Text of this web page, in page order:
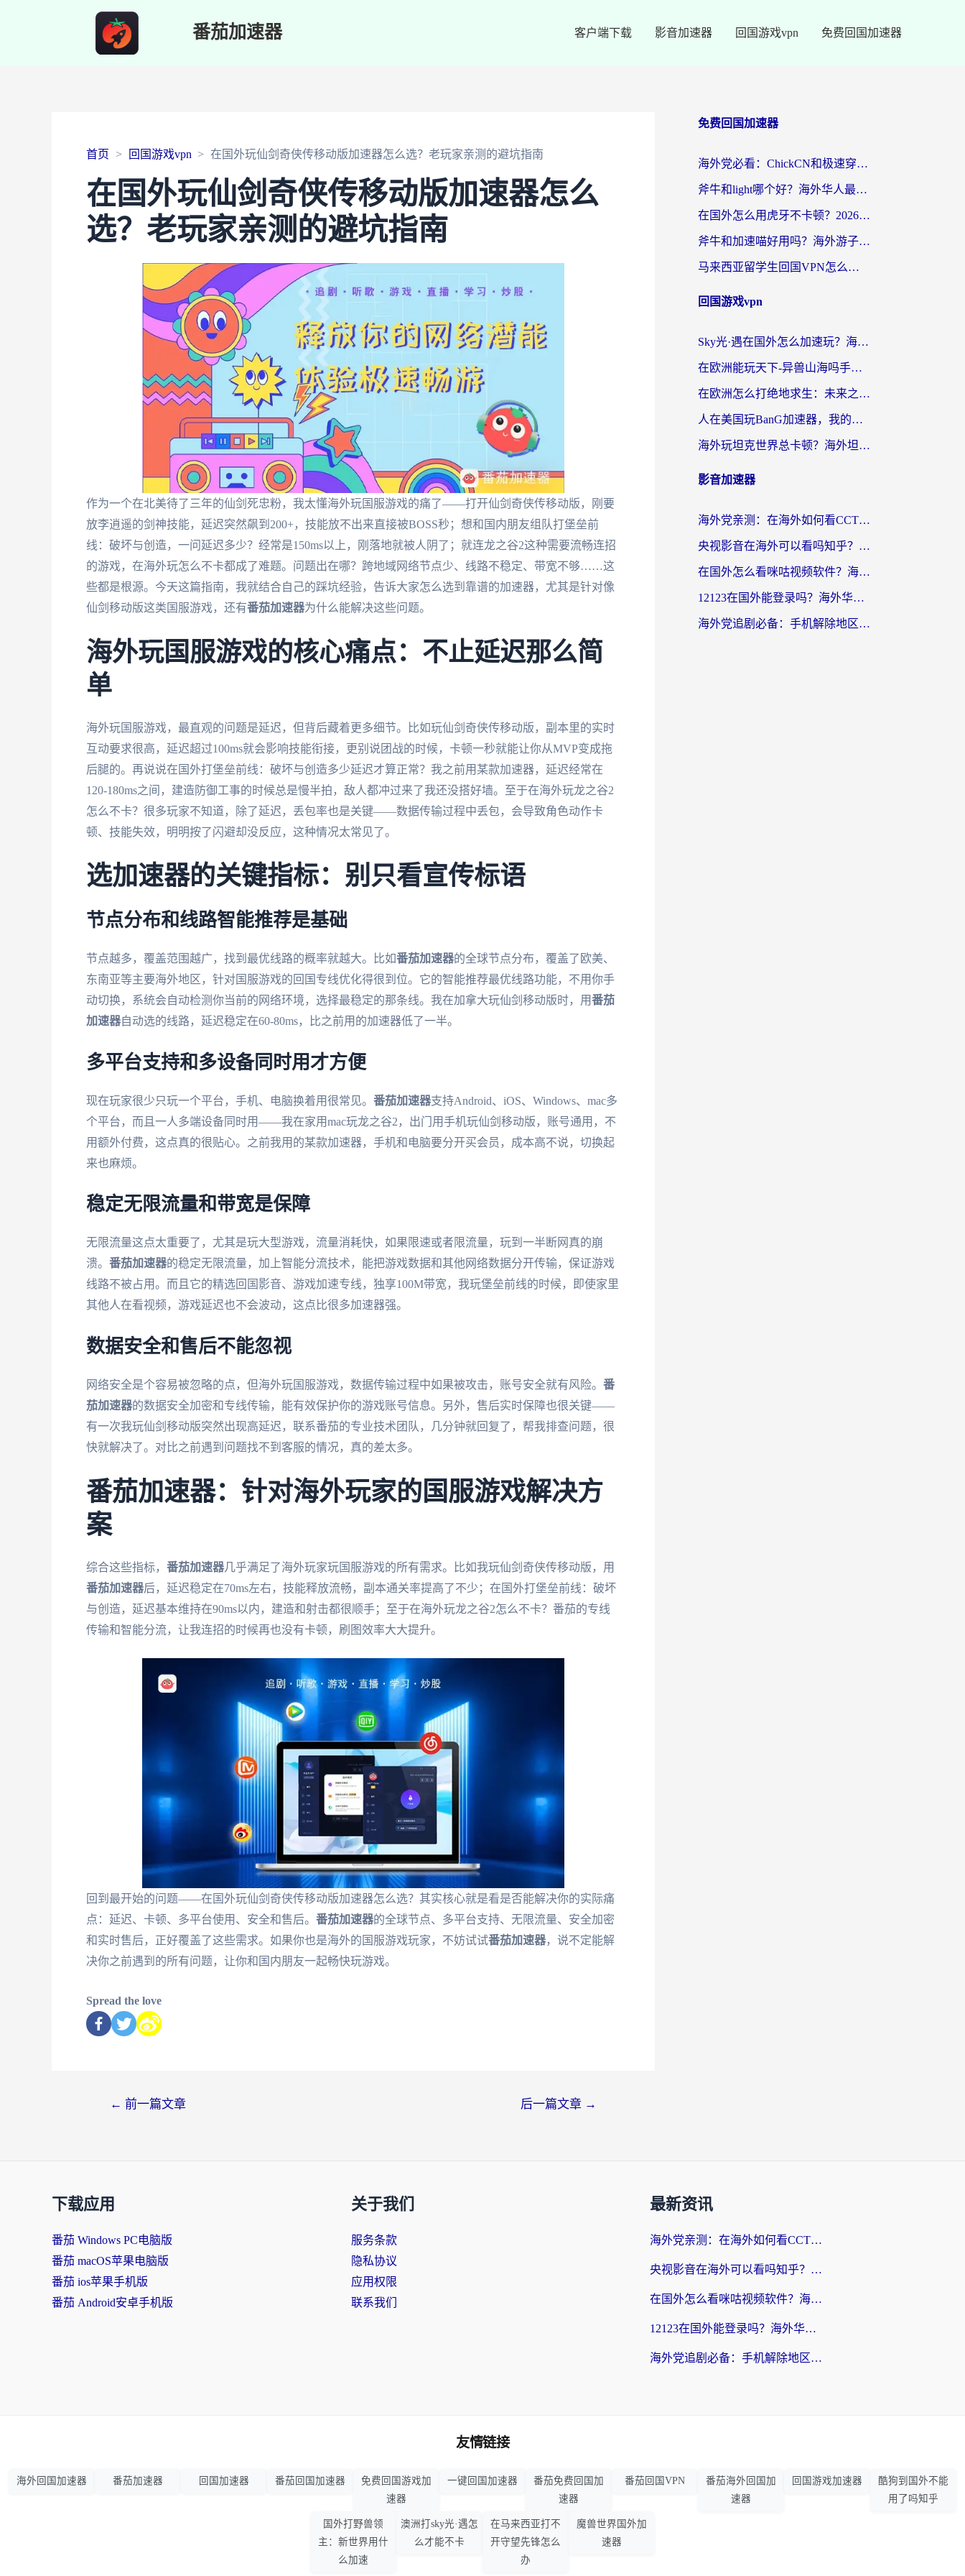
番茄加速器 客户端下载 影音加速器 回国游戏vpn 免费回国加速器
首页 回国游戏vpn 在国外玩仙剑奇侠传移动版加速器怎么选？老玩家亲测的避坑指南
在国外玩仙剑奇侠传移动版加速器怎么
选？老玩家亲测的避坑指南
作为一个在北美待了三年的仙剑死忠粉，我太懂海外玩国服游戏的痛了——打开仙剑奇侠传移动版，刚要
放李逍遥的剑神技能，延迟突然飙到200+，技能放不出来直接被BOSS秒；想和国内朋友组队打堡垒前
线：破坏与创造，一问延迟多少？经常是150ms以上，刚落地就被人阴了；就连龙之谷2这种需要流畅连招
的游戏，在海外玩怎么不卡都成了难题。问题出在哪？跨地域网络节点少、线路不稳定、带宽不够……这
些都是根源。今天这篇指南，我就结合自己的踩坑经验，告诉大家怎么选到靠谱的加速器，尤其是针对像
仙剑移动版这类国服游戏，还有番茄加速器为什么能解决这些问题。
海外玩国服游戏的核心痛点：不止延迟那么简
单
海外玩国服游戏，最直观的问题是延迟，但背后藏着更多细节。比如玩仙剑奇侠传移动版，副本里的实时
互动要求很高，延迟超过100ms就会影响技能衔接，更别说团战的时候，卡顿一秒就能让你从MVP变成拖
后腿的。再说说在国外打堡垒前线：破坏与创造多少延迟才算正常？我之前用某款加速器，延迟经常在
120-180ms之间，建造防御工事的时候总是慢半拍，敌人都冲过来了我还没搭好墙。至于在海外玩龙之谷2
怎么不卡？很多玩家不知道，除了延迟，丢包率也是关键——数据传输过程中丢包，会导致角色动作卡
顿、技能失效，明明按了闪避却没反应，这种情况太常见了。
选加速器的关键指标：别只看宣传标语
节点分布和线路智能推荐是基础
节点越多，覆盖范围越广，找到最优线路的概率就越大。比如番茄加速器的全球节点分布，覆盖了欧美、
东南亚等主要海外地区，针对国服游戏的回国专线优化得很到位。它的智能推荐最优线路功能，不用你手
动切换，系统会自动检测你当前的网络环境，选择最稳定的那条线。我在加拿大玩仙剑移动版时，用番茄
加速器自动选的线路，延迟稳定在60-80ms，比之前用的加速器低了一半。
多平台支持和多设备同时用才方便
现在玩家很少只玩一个平台，手机、电脑换着用很常见。 番茄加速器支持Android、iOS、Windows、mac多
个平台，而且一人多端设备同时用——我在家用mac玩龙之谷2，出门用手机玩仙剑移动版，账号通用，不
用额外付费，这点真的很贴心。之前我用的某款加速器，手机和电脑要分开买会员，成本高不说，切换起
来也麻烦。
稳定无限流量和带宽是保障
无限流量这点太重要了，尤其是玩大型游戏，流量消耗快，如果限速或者限流量，玩到一半断网真的崩
溃。 番茄加速器的稳定无限流量，加上智能分流技术，能把游戏数据和其他网络数据分开传输，保证游戏
线路不被占用。而且它的精选回国影音、游戏加速专线，独享100M带宽，我玩堡垒前线的时候，即使家里
其他人在看视频，游戏延迟也不会波动，这点比很多加速器强。
数据安全和售后不能忽视
网络安全是个容易被忽略的点，但海外玩国服游戏，数据传输过程中如果被攻击，账号安全就有风险。 番
茄加速器的数据安全加密和专线传输，能有效保护你的游戏账号信息。另外，售后实时保障也很关键——
有一次我玩仙剑移动版突然出现高延迟，联系番茄的专业技术团队，几分钟就回复了，帮我排查问题，很
快就解决了。对比之前遇到问题找不到客服的情况，真的差太多。
番茄加速器：针对海外玩家的国服游戏解决方
案
综合这些指标， 番茄加速器几乎满足了海外玩家玩国服游戏的所有需求。比如我玩仙剑奇侠传移动版，用
番茄加速器后，延迟稳定在70ms左右，技能释放流畅，副本通关率提高了不少；在国外打堡垒前线：破坏
与创造，延迟基本维持在90ms以内，建造和射击都很顺手；至于在海外玩龙之谷2怎么不卡？番茄的专线
传输和智能分流，让我连招的时候再也没有卡顿，刷图效率大大提升。
回到最开始的问题——在国外玩仙剑奇侠传移动版加速器怎么选？其实核心就是看是否能解决你的实际痛
点：延迟、卡顿、多平台使用、安全和售后。 番茄加速器的全球节点、多平台支持、无限流量、安全加密
和实时售后，正好覆盖了这些需求。如果你也是海外的国服游戏玩家，不妨试试番茄加速器，说不定能解
决你之前遇到的所有问题，让你和国内朋友一起畅快玩游戏。
Spread the love
← 前一篇文章 后一篇文章 →
免费回国加速器
海外党必看：ChickCN和极速穿梭VPN好用吗？3招教你选对回国加速器无缝刷国内资源
斧牛和light哪个好？海外华人最关心的回国加速器选择难题，一篇讲透
在国外怎么用虎牙不卡顿？2026海外华人亲测有效的回国加速器选择指南
斧牛和加速喵好用吗？海外游子的真实选择困境
马来西亚留学生回国VPN怎么选？3个避坑点+1款实测好用的加速器推荐
回国游戏vpn
Sky光·遇在国外怎么加速玩？海外党亲测有效的国服游戏加速指南
在欧洲能玩天下-异兽山海吗手游？海外玩家的加速器生存指南
在欧洲怎么打绝地求生：未来之役不卡？留学生亲测的加速器避坑指南
人在美国玩BanG加速器，我的延迟终于绿了
海外玩坦克世界总卡顿？海外坦克世界加速器有哪些？实测好用的选择在这里
影音加速器
海外党亲测：在海外如何看CCTV？告别“仅限大陆播放”的实用指南
央视影音在海外可以看吗知乎？留学生亲测：3步解决地域限制+追剧自由
在国外怎么看咪咕视频软件？海外党亲测有效的回国加速方案
12123在国外能登录吗？海外华人必看的回国加速实用指南
海外党追剧必备：手机解除地区限制app怎么选？解决央视视频&国内剧地区限制全指南
下载应用
番茄 Windows PC电脑版
番茄 macOS苹果电脑版
番茄 ios苹果手机版
番茄 Android安卓手机版
关于我们
服务条款
隐私协议
应用权限
联系我们
最新资讯
海外党亲测：在海外如何看CCTV？告别“仅限大陆播放”的实用指南
央视影音在海外可以看吗知乎？留学生亲测：3步解决地域限制+追剧自由
在国外怎么看咪咕视频软件？海外党亲测有效的回国加速方案
12123在国外能登录吗？海外华人必看的回国加速实用指南
海外党追剧必备：手机解除地区限制app怎么选？解决央视视频&国内剧地区限制全指南
友情链接
海外回国加速器 番茄加速器 回国加速器 番茄回国加速器
免费回国游戏加
速器
一键回国加速器
番茄免费回国加
速器
番茄回国VPN
番茄海外回国加
速器
回国游戏加速器
酷狗到国外不能
用了吗知乎
国外打野兽领
主：新世界用什
么加速
澳洲打sky光·遇怎
么才能不卡
在马来西亚打不
开守望先锋怎么
办
魔兽世界国外加
速器